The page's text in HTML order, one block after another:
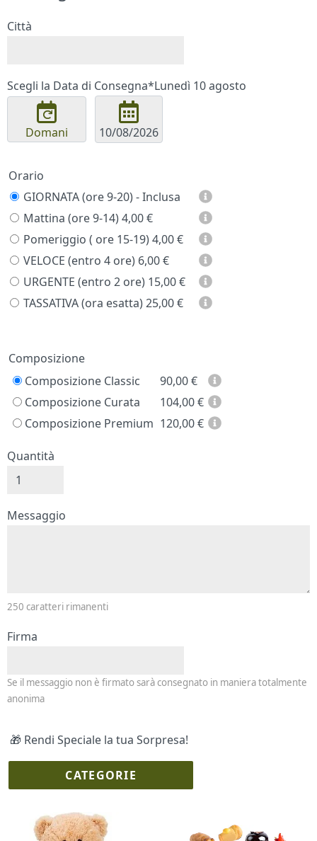
Città
Scegli la Data di Consegna*Lunedì 10 agosto
Domani
Orario
GIORNATA (ore 9-20) - Inclusa
Mattina (ore 9-14) 4,00 €
Pomeriggio ( ore 15-19) 4,00 €
VELOCE (entro 4 ore) 6,00 €
URGENTE (entro 2 ore) 15,00 €
TASSATIVA (ora esatta) 25,00 €
Prezzo
Composizione
Composizione Classic
90,00€
Composizione Curata
104,00€
Composizione Premium 120,00€
Quantità
Messaggio e firma
Messaggio
250 caratteri rimanenti
Firma
Se il messaggio non è firmato sarà consegnato in maniera totalmente
anonima
🎁 Rendi Speciale la tua Sorpresa!
CATEGORIE
I più scelti